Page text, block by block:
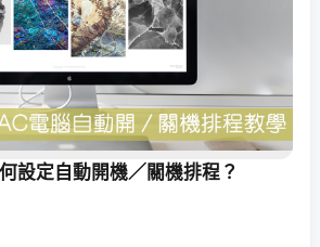
設定自動開機／關機排程？